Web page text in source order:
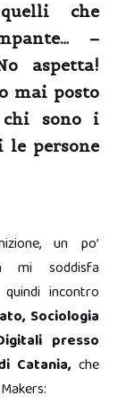
che
–
aspetta!
mai posto
sono i
le persone
un po’
mi soddisfa
incontro
Sociologia
presso
Catania, che